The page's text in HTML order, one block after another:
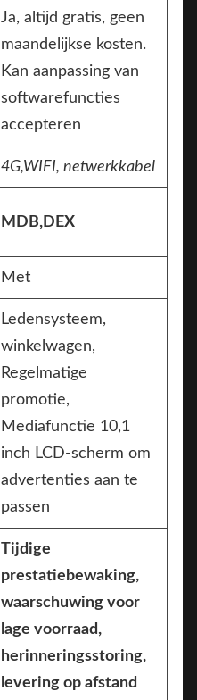
Ja, altijd gratis, geen
maandelijkse kosten.
Kan aanpassing van
softwarefuncties
accepteren
4G,WIFI, netwerkkabel
MDB,DEX
Met
Ledensysteem,
winkelwagen,
Regelmatige
promotie,
Mediafunctie 10,1
inch LCD-scherm om
advertenties aan te
passen
Tijdige
prestatiebewaking,
waarschuwing voor
lage voorraad,
herinneringsstoring,
levering op afstand